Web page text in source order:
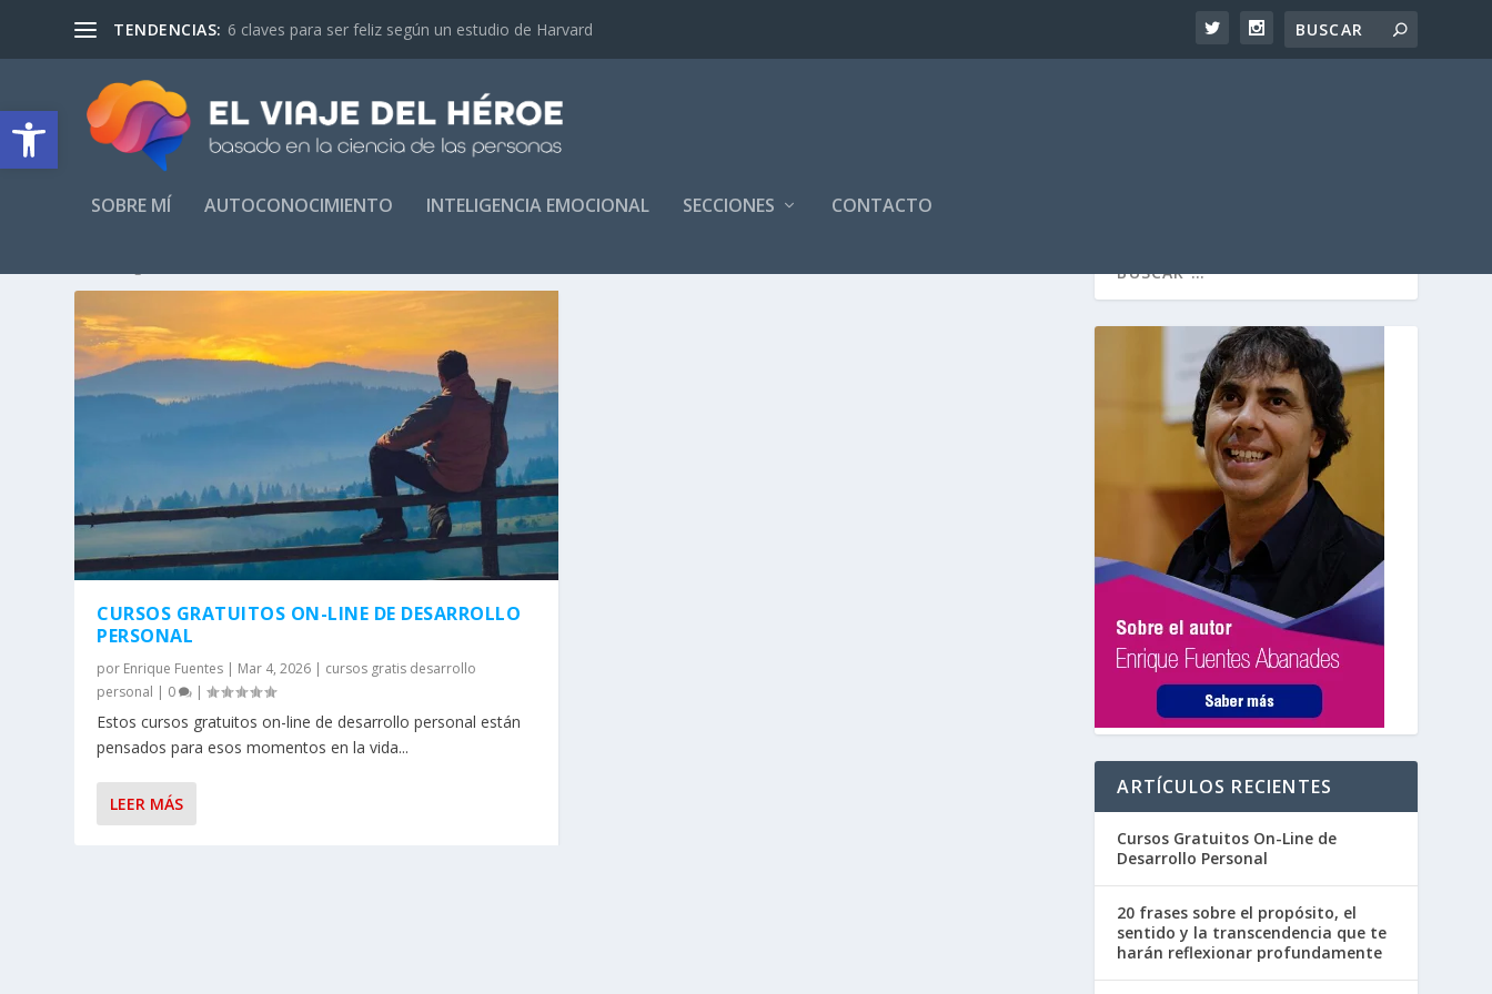
Abrir barra de herramientas
TENDENCIAS: 6 claves para ser feliz según un estudio de Harvard
SOBRE MÍ AUTOCONOCIMIENTO INTELIGENCIA EMOCIONAL SECCIONES CONTACTO
CURSOS GRATUITOS ON-LINE DE DESARROLLO
PERSONAL
por Enrique Fuentes | Mar 4, 2026 | cursos gratis desarrollo
personal | 0 |
Estos cursos gratuitos on-line de desarrollo personal están
pensados para esos momentos en la vida...
LEER MÁS
ARTÍCULOS RECIENTES
Cursos Gratuitos On-Line de
Desarrollo Personal
20 frases sobre el propósito, el
sentido y la transcendencia que te
harán reflexionar profundamente